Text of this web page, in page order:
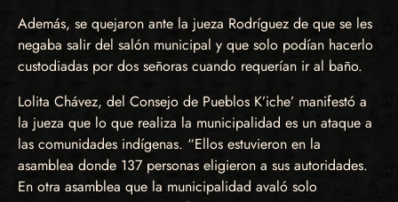
Además, se quejaron ante la jueza Rodríguez de que se les
negaba salir del salón municipal y que solo podían hacerlo
custodiadas por dos señoras cuando requerían ir al baño.
Lolita Chávez, del Consejo de Pueblos K’iche’ manifestó a
la jueza que lo que realiza la municipalidad es un ataque a
las comunidades indígenas. “Ellos estuvieron en la
asamblea donde 137 personas eligieron a sus autoridades.
En otra asamblea que la municipalidad avaló solo